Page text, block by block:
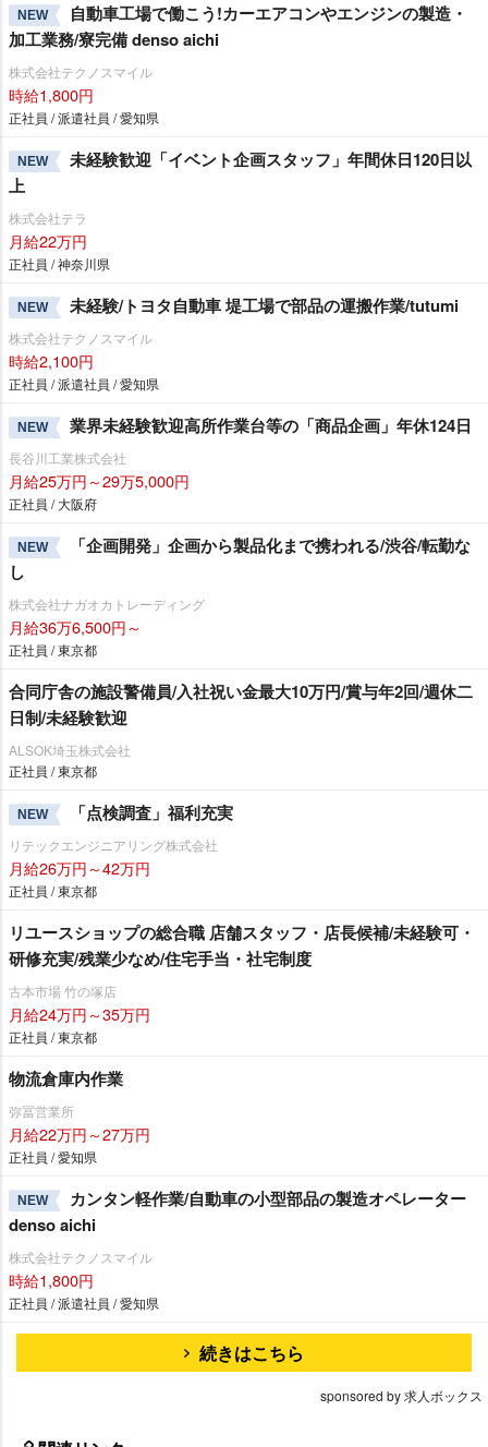
NEW
自動車工場で働こう!カーエアコンやエンジンの製造・
加工業務/寮完備 denso aichi
株式会社テクノスマイル
時給1,800円
正社員 / 派遣社員 / 愛知県
NEW
未経験歓迎「イベント企画スタッフ」年間休日120日以
上
株式会社テラ
月給22万円
正社員 / 神奈川県
NEW 未経験/トヨタ自動車 堤工場で部品の運搬作業/tutumi
株式会社テクノスマイル
時給2,100円
正社員 / 派遣社員 / 愛知県
NEW 業界未経験歓迎高所作業台等の「商品企画」年休124日
長谷川工業株式会社
月給25万円～29万5,000円
正社員 / 大阪府
NEW
「企画開発」企画から製品化まで携われる/渋谷/転勤な
し
株式会社ナガオカトレーディング
月給36万6,500円～
正社員 / 東京都
合同庁舎の施設警備員/入社祝い金最大10万円/賞与年2回/週休二
日制/未経験歓迎
ALSOK埼玉株式会社
正社員 / 東京都
NEW 「点検調査」福利充実
リテックエンジニアリング株式会社
月給26万円～42万円
正社員 / 東京都
リユースショップの総合職 店舗スタッフ・店長候補/未経験可・
研修充実/残業少なめ/住宅手当・社宅制度
古本市場 竹の塚店
月給24万円～35万円
正社員 / 東京都
物流倉庫内作業
弥冨営業所
月給22万円～27万円
正社員 / 愛知県
NEW
カンタン軽作業/自動車の小型部品の製造オペレーター
denso aichi
株式会社テクノスマイル
時給1,800円
正社員 / 派遣社員 / 愛知県
続きはこちら
sponsored by 求人ボックス